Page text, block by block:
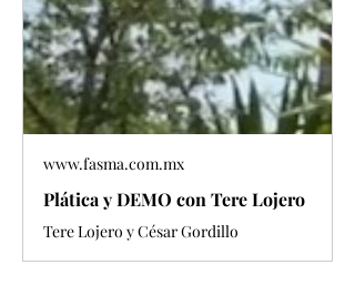
www.fasma.com.mx
Plática y DEMO con Tere Lojero
Tere Lojero y César Gordillo